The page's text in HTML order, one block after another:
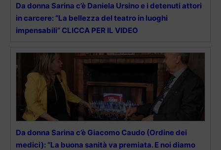
Da donna Sarina c’è Daniela Ursino e i detenuti attori
in carcere: “La bellezza del teatro in luoghi
impensabili” CLICCA PER IL VIDEO
Da donna Sarina c’è Giacomo Caudo (Ordine dei
medici): “La buona sanità va premiata. E noi diamo